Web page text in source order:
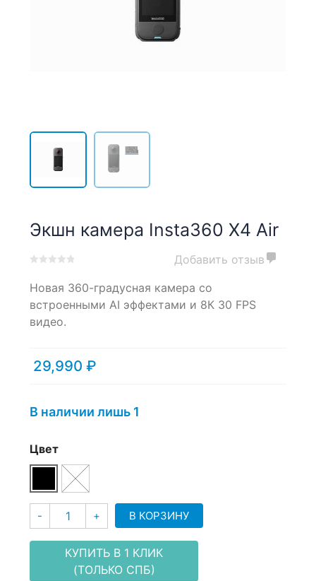
Экшн камера Insta360 X4 Air
out
based
on
Добавить отзыв
Новая 360-градусная камера со
встроенными AI эффектами и 8К 30 FPS
видео.
29,990 ₽
В наличии лишь 1
Цвет
- Количество
+ В КОРЗИНУ
КУПИТЬ В 1 КЛИК
(ТОЛЬКО СПБ)